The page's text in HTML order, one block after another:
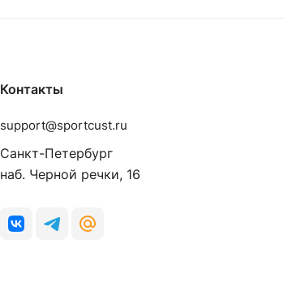
Контакты
support@sportcust.ru
Санкт-Петербург
наб. Черной речки, 16